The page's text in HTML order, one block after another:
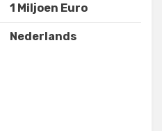
1 Miljoen Euro
Nederlands